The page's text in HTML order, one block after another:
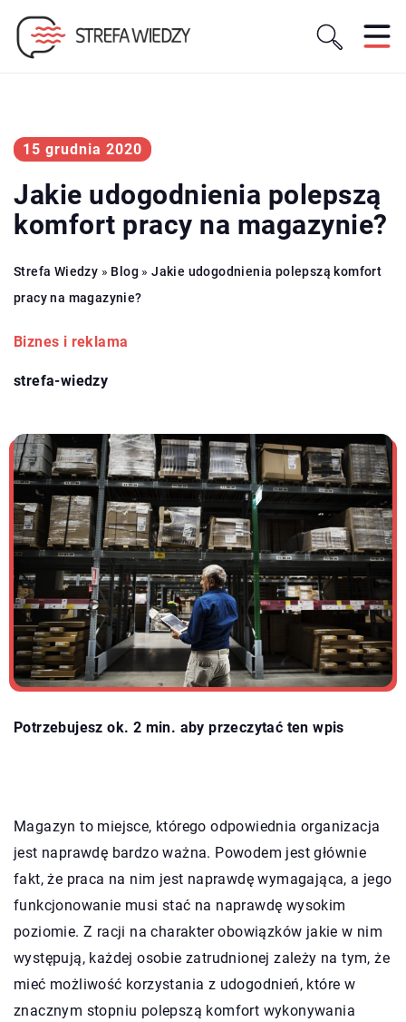
15 grudnia 2020
Jakie udogodnienia polepszą
komfort pracy na magazynie?
Strefa Wiedzy » Blog »Jakie udogodnienia polepszą komfort
pracy na magazynie?
Biznes i reklama
strefa-wiedzy
Potrzebujesz ok. 2 min. aby przeczytać ten wpis
Magazyn to miejsce, którego odpowiednia organizacja
jest naprawdę bardzo ważna. Powodem jest głównie
fakt, że praca na nim jest naprawdę wymagająca, a jego
funkcjonowanie musi stać na naprawdę wysokim
poziomie. Z racji na charakter obowiązków jakie w nim
występują, każdej osobie zatrudnionej zależy na tym, że
mieć możliwość korzystania z udogodnień, które w
znacznym stopniu polepszą komfort wykonywania